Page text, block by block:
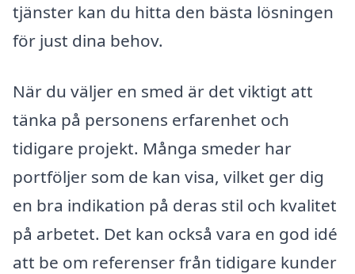
tjänster kan du hitta den bästa lösningen
för just dina behov.
När du väljer en smed är det viktigt att
tänka på personens erfarenhet och
tidigare projekt. Många smeder har
portföljer som de kan visa, vilket ger dig
en bra indikation på deras stil och kvalitet
på arbetet. Det kan också vara en god idé
att be om referenser från tidigare kunder